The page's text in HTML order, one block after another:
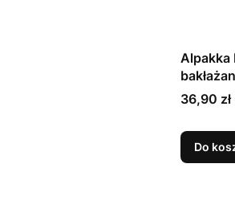
Alpakka
Cena
36,90 zł
Do